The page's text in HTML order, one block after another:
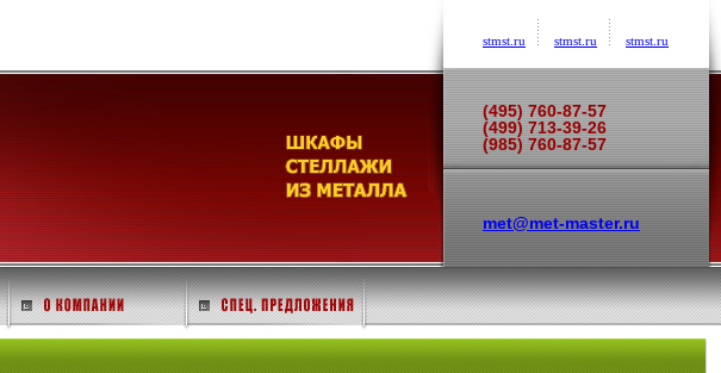
stmst.ru stmst.ru stmst.ru
(495) 760-87-57
(499) 713-39-26
(985) 760-87-57
met@met-master.ru